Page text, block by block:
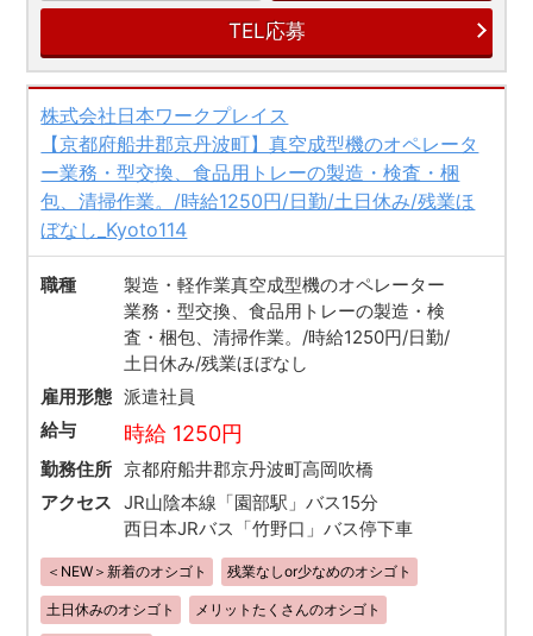
TEL応募
株式会社日本ワークプレイス
【京都府船井郡京丹波町】真空成型機のオペレータ
ー業務・型交換、食品用トレーの製造・検査・梱
包、清掃作業。/時給1250円/日勤/土日休み/残業ほ
ぼなし_Kyoto114
職種
製造・軽作業真空成型機のオペレーター
業務・型交換、食品用トレーの製造・検
査・梱包、清掃作業。/時給1250円/日勤/
土日休み/残業ほぼなし
雇用形態 派遣社員
給与
時給 1250円
勤務住所 京都府船井郡京丹波町高岡吹橋
アクセス
JR山陰本線「園部駅」バス15分
西日本JRバス「竹野口」バス停下車
＜NEW＞新着のオシゴト 残業なしor少なめのオシゴト
土日休みのオシゴト メリットたくさんのオシゴト